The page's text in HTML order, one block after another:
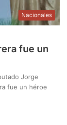
Nacionales
fue un
Jorge
fue un héroe